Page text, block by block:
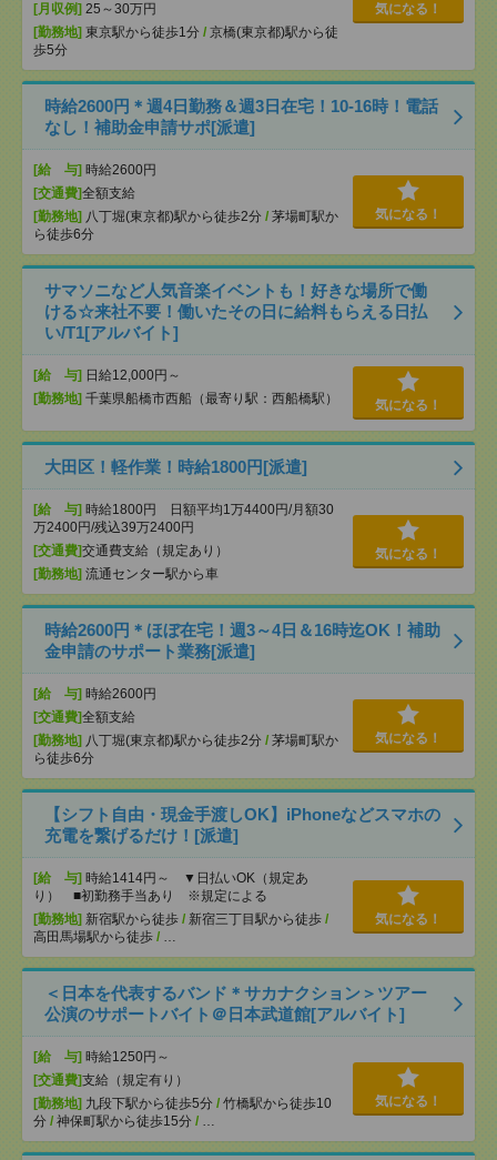
[月収例] 25～30万円
[勤務地] 東京駅から徒歩1分 / 京橋(東京都)駅から徒
歩5分
気になる！
時給2600円＊週4日勤務＆週3日在宅！10-16時！電話
なし！補助金申請サポ[派遣]
[給 与] 時給2600円
[交通費]全額支給
[勤務地] 八丁堀(東京都)駅から徒歩2分 / 茅場町駅か
ら徒歩6分
気になる！
サマソニなど人気音楽イベントも！好きな場所で働
ける☆来社不要！働いたその日に給料もらえる日払
い/T1[アルバイト]
[給 与] 日給12,000円～
[勤務地] 千葉県船橋市西船（最寄り駅：西船橋駅） 気になる！
大田区！軽作業！時給1800円[派遣]
[給 与] 時給1800円 日額平均1万4400円/月額30
万2400円/残込39万2400円
[交通費]交通費支給（規定あり）
[勤務地] 流通センター駅から車
気になる！
時給2600円＊ほぼ在宅！週3～4日＆16時迄OK！補助
金申請のサポート業務[派遣]
[給 与] 時給2600円
[交通費]全額支給
[勤務地] 八丁堀(東京都)駅から徒歩2分 / 茅場町駅か
ら徒歩6分
気になる！
【シフト自由・現金手渡しOK】iPhoneなどスマホの
充電を繋げるだけ！[派遣]
[給 与] 時給1414円～ ▼日払いOK（規定あ
り） ■初勤務手当あり ※規定による
[勤務地] 新宿駅から徒歩 / 新宿三丁目駅から徒歩 /
高田馬場駅から徒歩 / …
気になる！
＜日本を代表するバンド＊サカナクション＞ツアー
公演のサポートバイト＠日本武道館[アルバイト]
[給 与] 時給1250円～
[交通費]支給（規定有り）
[勤務地] 九段下駅から徒歩5分 / 竹橋駅から徒歩10
分 / 神保町駅から徒歩15分 / …
気になる！